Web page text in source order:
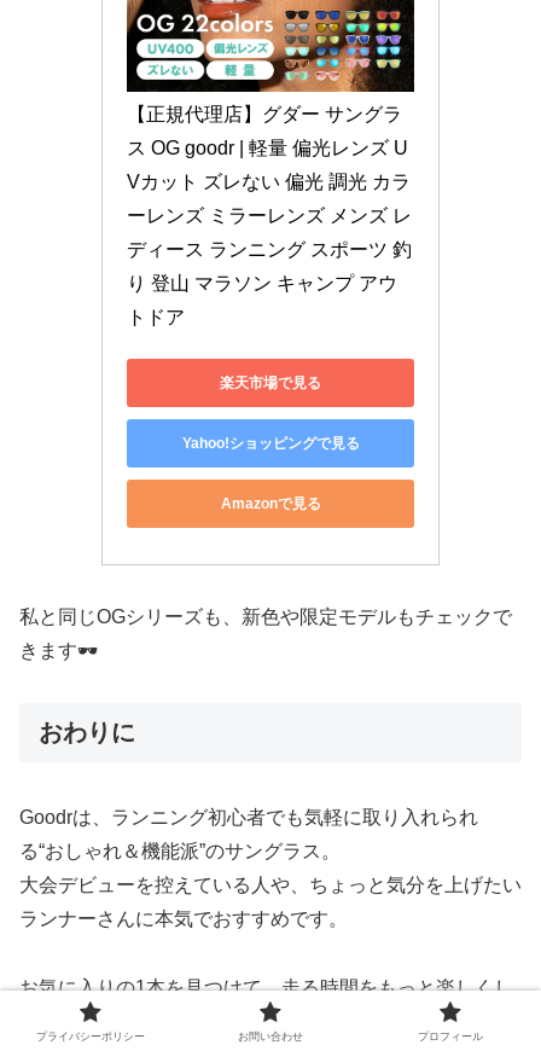
【正規代理店】グダー サングラ
ス OG goodr | 軽量 偏光レンズ U
Vカット ズレない 偏光 調光 カラ
ーレンズ ミラーレンズ メンズ レ
ディース ランニング スポーツ 釣
り 登山 マラソン キャンプ アウ
トドア
楽天市場で見る
Yahoo!ショッピングで見る
Amazonで見る
私と同じOGシリーズも、新色や限定モデルもチェックで
きます🕶️
おわりに
Goodrは、ランニング初心者でも気軽に取り入れられ
る“おしゃれ＆機能派”のサングラス。
大会デビューを控えている人や、ちょっと気分を上げたい
ランナーさんに本気でおすすめです。
お気に入りの1本を見つけて、走る時間をもっと楽しくし
ちゃいましょう✨
プライバシーポリシー お問い合わせ プロフィール